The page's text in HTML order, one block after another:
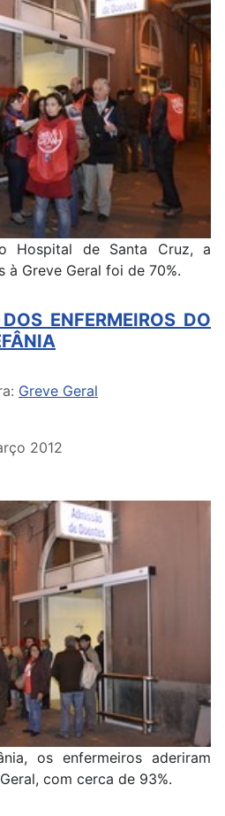
Hospital de Santa Cruz, a
à Greve Geral foi de 70%.
ENFERMEIROS DO
Greve Geral
2012
os enfermeiros aderiram
com cerca de 93%.